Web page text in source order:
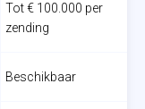
Tot € 100.000 per
zending
Beschikbaar